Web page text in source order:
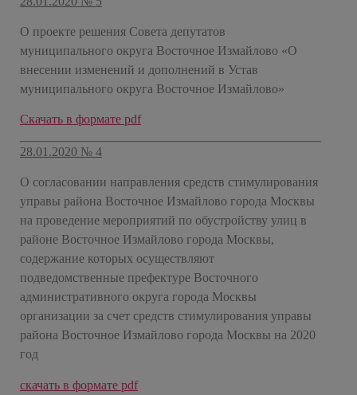
О проекте решения Совета депутатов
муниципального округа Восточное Измайлово «О
внесении изменений и дополнений в Устав
муниципального округа Восточное Измайлово»
Скачать в формате pdf
28.01.2020 № 4
О согласовании направления средств стимулирования
управы района Восточное Измайлово города Москвы
на проведение мероприятий по обустройству улиц в
районе Восточное Измайлово города Москвы,
содержание которых осуществляют
подведомственные префектуре Восточного
административного округа города Москвы
организации за счет средств стимулирования управы
района Восточное Измайлово города Москвы на 2020
год
скачать в формате pdf